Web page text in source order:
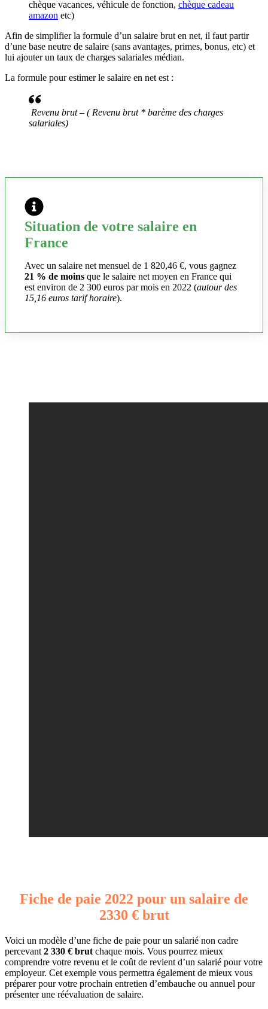
chèque vacances, véhicule de fonction, chèque cadeau
amazon etc)
Afin de simplifier la formule d’un salaire brut en net, il faut partir
d’une base neutre de salaire (sans avantages, primes, bonus, etc) et
lui ajouter un taux de charges salariales médian.
La formule pour estimer le salaire en net est :
Revenu brut – ( Revenu brut * barème des charges
salariales)
Situation de votre salaire en
France
Avec un salaire net mensuel de 1 820,46 €, vous gagnez
21 % de moins que le salaire net moyen en France qui
est environ de 2 300 euros par mois en 2022 (autour des
15,16 euros tarif horaire).
Fiche de paie 2022 pour un salaire de
2330 € brut
Voici un modèle d’une fiche de paie pour un salarié non cadre
percevant 2 330 € brut chaque mois. Vous pourrez mieux
comprendre votre revenu et le coût de revient d’un salarié pour votre
employeur. Cet exemple vous permettra également de mieux vous
préparer pour votre prochain entretien d’embauche ou annuel pour
présenter une réévaluation de salaire.